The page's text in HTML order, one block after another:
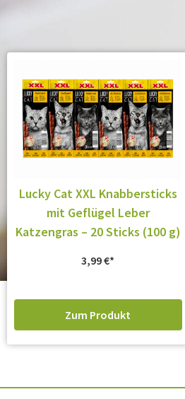
Lucky Cat XXL Knabbersticks
mit Geflügel Leber
Katzengras – 20 Sticks (100 g)
3,99€
Zum Produkt